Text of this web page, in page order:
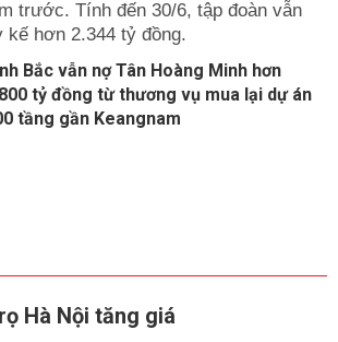
trước. Tính đến 30/6, tập đoàn vẫn
kế hơn 2.344 tỷ đồng.
Bắc vẫn nợ Tân Hoàng Minh hơn
tỷ đồng từ thương vụ mua lại dự án
tầng gần Keangnam
Hà Nội tăng giá